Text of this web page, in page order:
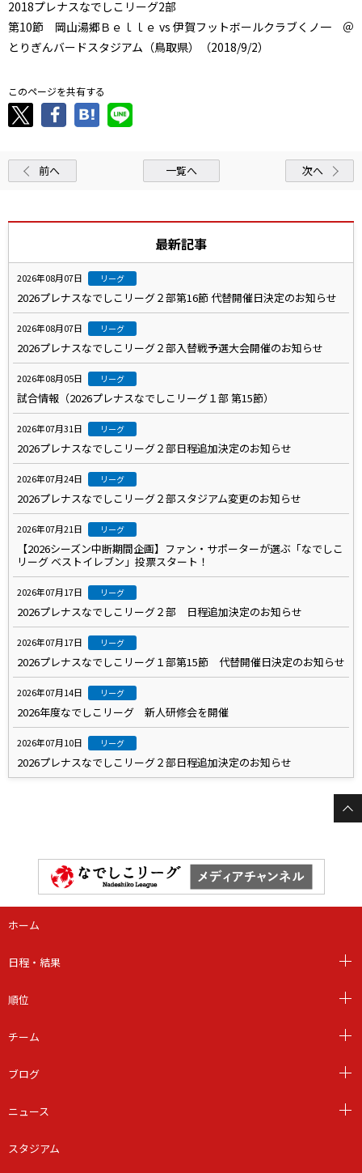
2018プレナスなでしこリーグ2部
第10節 岡山湯郷Ｂｅｌｌｅ vs 伊賀フットボールクラブくノ一 ＠
とりぎんバードスタジアム（鳥取県）（2018/9/2）
このページを共有する
前へ 一覧へ 次へ
最新記事
2026年08月07日 リーグ
2026プレナスなでしこリーグ２部第16節 代替開催日決定のお知らせ
2026年08月07日 リーグ
2026プレナスなでしこリーグ２部入替戦予選大会開催のお知らせ
2026年08月05日 リーグ
試合情報（2026プレナスなでしこリーグ１部 第15節）
2026年07月31日 リーグ
2026プレナスなでしこリーグ２部日程追加決定のお知らせ
2026年07月24日 リーグ
2026プレナスなでしこリーグ２部スタジアム変更のお知らせ
2026年07月21日 リーグ
【2026シーズン中断期間企画】ファン・サポーターが選ぶ「なでしこ
リーグ ベストイレブン」投票スタート！
2026年07月17日 リーグ
2026プレナスなでしこリーグ２部 日程追加決定のお知らせ
2026年07月17日 リーグ
2026プレナスなでしこリーグ１部第15節 代替開催日決定のお知らせ
2026年07月14日 リーグ
2026年度なでしこリーグ 新人研修会を開催
2026年07月10日 リーグ
2026プレナスなでしこリーグ２部日程追加決定のお知らせ
ホーム
日程・結果
順位
チーム
ブログ
ニュース
スタジアム